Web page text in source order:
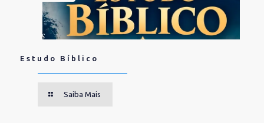
Estudo Bíblico
Saiba Mais